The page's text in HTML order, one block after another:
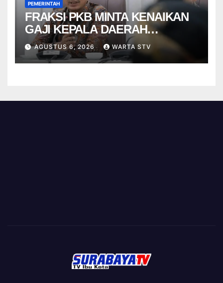
PEMERINTAH
FRAKSI PKB MINTA KENAIKAN
GAJI KEPALA DAERAH
BERBASIS KINERJA
AGUSTUS 6, 2026 WARTA STV